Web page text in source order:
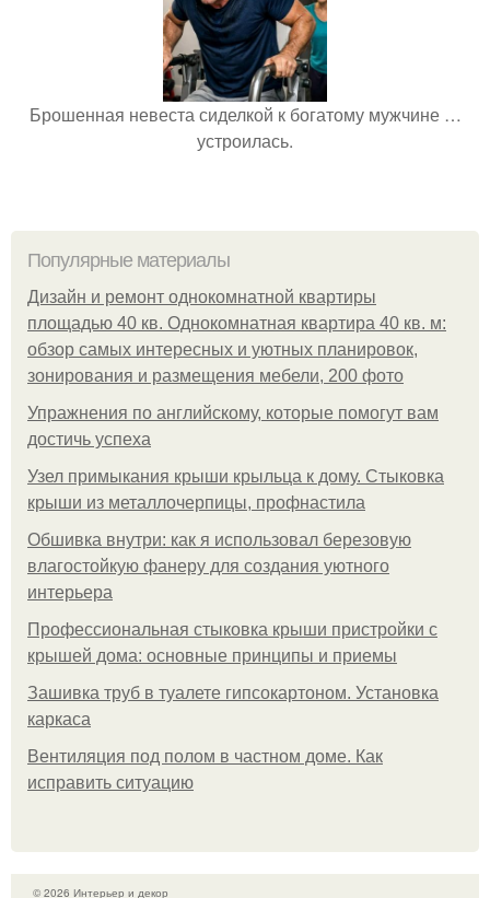
Брошенная невеста сиделкой к богатому мужчине …
устроилась.
Популярные материалы
Дизайн и ремонт однокомнатной квартиры
площадью 40 кв. Однокомнатная квартира 40 кв. м:
обзор самых интересных и уютных планировок,
зонирования и размещения мебели, 200 фото
Упражнения по английскому, которые помогут вам
достичь успеха
Узел примыкания крыши крыльца к дому. Стыковка
крыши из металлочерпицы, профнастила
Обшивка внутри: как я использовал березовую
влагостойкую фанеру для создания уютного
интерьера
Профессиональная стыковка крыши пристройки с
крышей дома: основные принципы и приемы
Зашивка труб в туалете гипсокартоном. Установка
каркаса
Вентиляция под полом в частном доме. Как
исправить ситуацию
© 2026 Интерьер и декор